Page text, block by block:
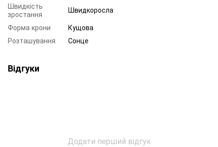
Швидкість
зростання
Швидкоросла
Форма крони
Кущова
Розташування
Сонце
Відгуки
Додати перший відгук